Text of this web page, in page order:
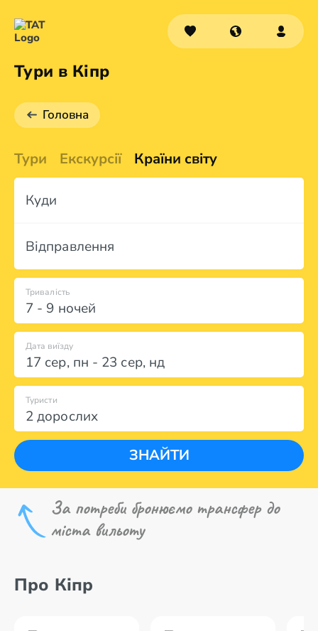
Тури в Кіпр
Головна
Тури Екскурсії Країни світу
Куди
Відправлення
7 - 9 ночей
Тривалість
Дата виїзду
17 сер, пн - 23 сер, нд
2 дорослих
Туристи
ЗНАЙТИ
За потреби бронюємо трансфер до
міста вильоту
Про Кіпр